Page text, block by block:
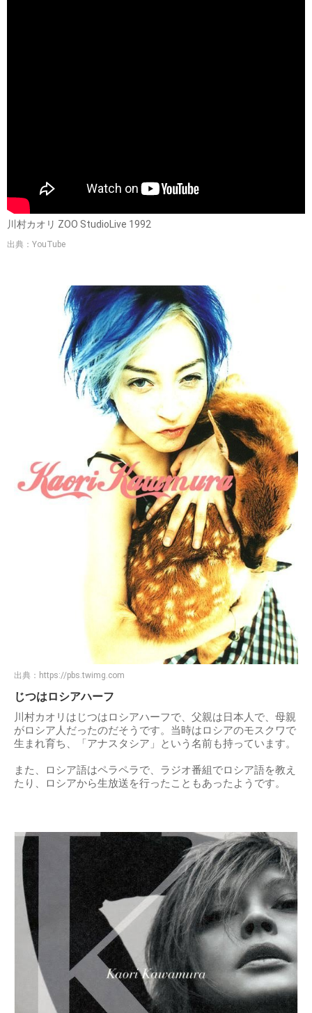
川村カオリ ZOO StudioLive 1992
出典：YouTube
出典： https://pbs.twimg.com
じつはロシアハーフ
川村カオリはじつはロシアハーフで、父親は日本人で、母親
がロシア人だったのだそうです。当時はロシアのモスクワで
生まれ育ち、「アナスタシア」という名前も持っています。
また、ロシア語はペラペラで、ラジオ番組でロシア語を教え
たり、ロシアから生放送を行ったこともあったようです。